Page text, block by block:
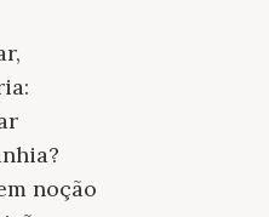
noção